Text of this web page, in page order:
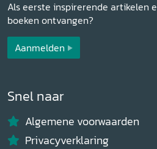
Als eerste inspirerende artikelen
boeken ontvangen?
Aanmelden
Snel naar
Algemene voorwaarden
Privacyverklaring